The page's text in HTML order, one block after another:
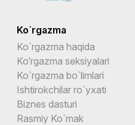
Ko`rgazma
Ko`rgazma haqida
Ko‘rgazma seksiyalari
Ko`rgazma bo`limlari
Ishtirokchilar ro`yxati
Biznes dasturi
Rasmiy Ko`mak